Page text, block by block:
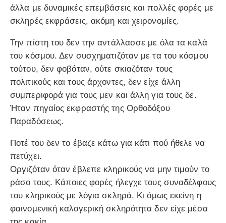
άλλα με δυναμικές επεμβάσεις και πολλές φορές με
σκληρές εκφράσεις, ακόμη και χειρονομίες.
Την πίστη του δεν την αντάλλασσε με όλα τα καλά
του κόσμου. Δεν συσχηματιζόταν με τα του κόσμου
τούτου, δεν φοβόταν, ούτε σκιαζόταν τους
πολιτικούς και τους άρχοντες, δεν είχε άλλη
συμπεριφορά για τους μεν και άλλη για τους δε.
Ήταν πηγαίος εκφραστής της Ορθοδόξου
Παραδόσεως.
Ποτέ του δεν το έβαζε κάτω για κάτι πού ήθελε να
πετύχει.
Οργιζόταν όταν έβλεπε κληρικούς να μην τιμούν το
ράσο τους. Κάποιες φορές ήλεγχε τους συναδέλφους
του κληρικούς με λόγια σκληρά. Κι όμως εκείνη η
φαινομενική καλογερική σκληρότητα δεν είχε μέσα